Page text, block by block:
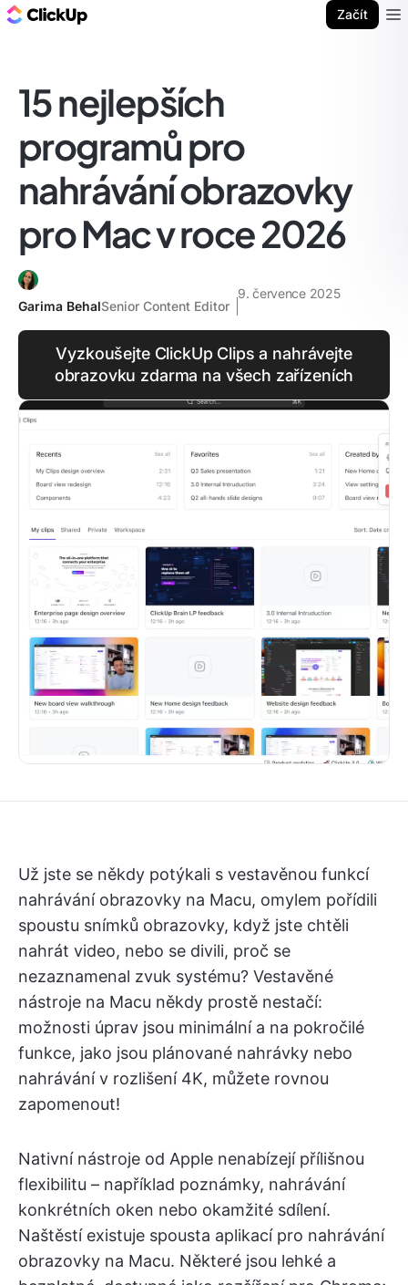
Začít
15 nejlepších
programů pro
nahrávání obrazovky
pro Mac v roce 2026
Garima BehalSenior Content Editor
9. července 2025
Vyzkoušejte ClickUp Clips a nahrávejte
obrazovku zdarma na všech zařízeních
Už jste se někdy potýkali s vestavěnou funkcí
nahrávání obrazovky na Macu, omylem pořídili
spoustu snímků obrazovky, když jste chtěli
nahrát video, nebo se divili, proč se
nezaznamenal zvuk systému? Vestavěné
nástroje na Macu někdy prostě nestačí:
možnosti úprav jsou minimální a na pokročilé
funkce, jako jsou plánované nahrávky nebo
nahrávání v rozlišení 4K, můžete rovnou
zapomenout!
Nativní nástroje od Apple nenabízejí přílišnou
flexibilitu – například poznámky, nahrávání
konkrétních oken nebo okamžité sdílení.
Naštěstí existuje spousta aplikací pro nahrávání
obrazovky na Macu. Některé jsou lehké a